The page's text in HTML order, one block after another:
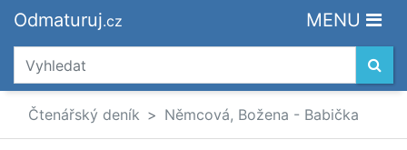
Odmaturuj.cz MENU
Čtenářský deník Němcová, Božena - Babička